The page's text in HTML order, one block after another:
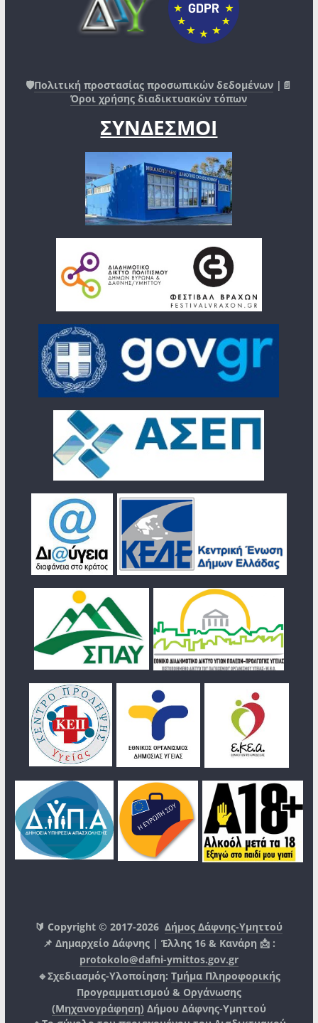
🛡️Πολιτική προστασίας προσωπικών δεδομένων |📄
Όροι χρήσης διαδικτυακών τόπων
ΣΥΝΔΕΣΜΟΙ
🔰 Copyright © 2017-2026Δήμος Δάφνης-Υμηττού
📌 Δημαρχείο Δάφνης | Έλλης 16 & Κανάρη 📩 :
protokolo@dafni-ymittos.gov.gr
🔹Σχεδιασμός-Υλοποίηση: Τμήμα Πληροφορικής
Προγραμματισμού & Οργάνωσης
(Μηχανογράφηση) Δήμου Δάφνης-Υμηττού